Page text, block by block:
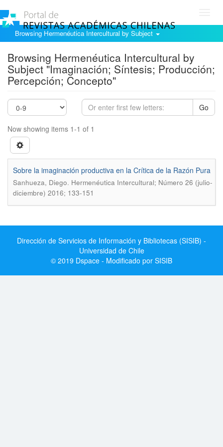
Browsing Hermenéutica Intercultural by Subject
Browsing Hermenéutica Intercultural by
Subject "Imaginación; Síntesis; Producción;
Percepción; Concepto"
Go
Now showing items 1-1 of 1
Sobre la imaginación productiva en la Crítica de la Razón Pura
Sanhueza, Diego. Hermenéutica Intercultural; Número 26 (julio-
diciembre) 2016; 133-151
Dirección de Servicios de Información y Bibliotecas (SISIB) -
Universidad de Chile
© 2019 Dspace - Modificado por SISIB